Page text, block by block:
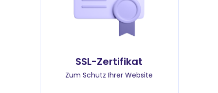
SSL-Zertifikat
Zum Schutz Ihrer Website